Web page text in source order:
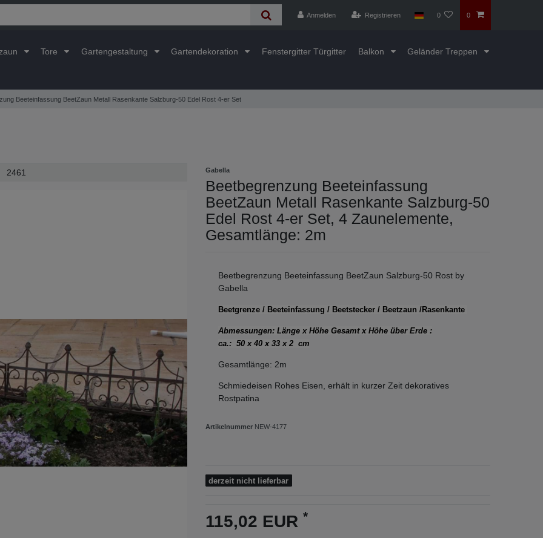
Anmelden Registrieren 0 0
Tore Gartengestaltung Gartendekoration Fenstergitter Türgitter Balkon Geländer Treppen
Beeteinfassung BeetZaun Metall Rasenkante Salzburg-50 Edel Rost 4-er Set
2461 Gabella
Beetbegrenzung Beeteinfassung
BeetZaun Metall Rasenkante Salzburg-50
Edel Rost 4-er Set, 4 Zaunelemente,
Gesamtlänge: 2m
Beetbegrenzung Beeteinfassung BeetZaun Salzburg-50 Rost by
Gabella
Beetgrenze / Beeteinfassung / Beetstecker / Beetzaun /Rasenkante
Abmessungen: Länge x Höhe Gesamt x Höhe über Erde :
ca.: 50 x 40 x 33 x 2 cm
Gesamtlänge: 2m
Schmiedeisen Rohes Eisen, erhält in kurzer Zeit dekoratives
Rostpatina
Artikelnummer NEW-4177
derzeit nicht lieferbar
115,02 EUR *